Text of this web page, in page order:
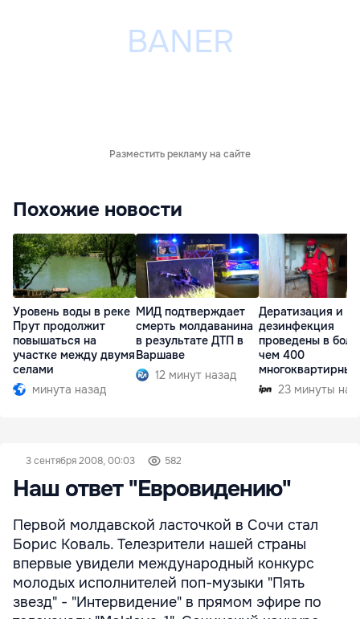
Разместить рекламу на сайте
Похожие новости
Уровень воды в реке
Прут продолжит
повышаться на
участке между двумя
селами
минута назад
МИД подтверждает
смерть молдаванина
в результате ДТП в
Варшаве
12 минут назад
Дератизация и
дезинфекция
проведены в
чем 400
многоквартирных
домах в
23 минуты
3 сентября 2008, 00:03 582
Наш ответ "Евровидению"
Первой молдавской ласточкой в Сочи стал
Борис Коваль. Телезрители нашей страны
впервые увидели международный конкурс
молодых исполнителей поп-музыки "Пять
звезд" - "Интервидение" в прямом эфире по